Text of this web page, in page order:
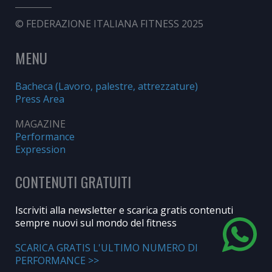
© FEDERAZIONE ITALIANA FITNESS 2025
MENU
Bacheca (Lavoro, palestre, attrezzature)
Press Area
MAGAZINE
Performance
Expression
CONTENUTI GRATUITI
Iscriviti alla newsletter e scarica gratis contenuti
sempre nuovi sul mondo del fitness
SCARICA GRATIS L'ULTIMO NUMERO DI
PERFORMANCE >>